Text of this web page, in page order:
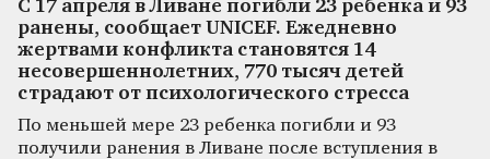
С 17 апреля в Ливане погибли 23 ребенка и 93
ранены, сообщает UNICEF. Ежедневно
жертвами конфликта становятся 14
несовершеннолетних, 770 тысяч детей
страдают от психологического стресса
По меньшей мере 23 ребенка погибли и 93
получили ранения в Ливане после вступления в